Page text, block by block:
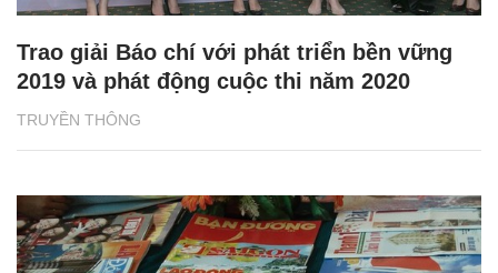
TRUYỀN THÔNG
Trao giải Báo chí với phát triển bền vững
2019 và phát động cuộc thi năm 2020